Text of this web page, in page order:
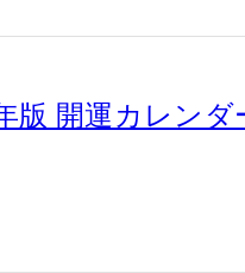
版 開運カレンダ